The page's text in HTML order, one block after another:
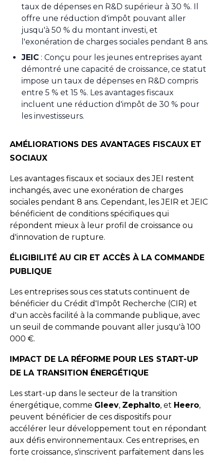
taux de dépenses en R&D supérieur à 30 %. Il
offre une réduction d'impôt pouvant aller
jusqu'à 50 % du montant investi, et
l'exonération de charges sociales pendant 8 ans.
JEIC : Conçu pour les jeunes entreprises ayant
démontré une capacité de croissance, ce statut
impose un taux de dépenses en R&D compris
entre 5 % et 15 %. Les avantages fiscaux
incluent une réduction d'impôt de 30 % pour
les investisseurs.
AMÉLIORATIONS DES AVANTAGES FISCAUX ET
SOCIAUX
Les avantages fiscaux et sociaux des JEI restent
inchangés, avec une exonération de charges
sociales pendant 8 ans. Cependant, les JEIR et JEIC
bénéficient de conditions spécifiques qui
répondent mieux à leur profil de croissance ou
d'innovation de rupture.
ÉLIGIBILITÉ AU CIR ET ACCÈS À LA COMMANDE
PUBLIQUE
Les entreprises sous ces statuts continuent de
bénéficier du Crédit d'Impôt Recherche (CIR) et
d'un accès facilité à la commande publique, avec
un seuil de commande pouvant aller jusqu'à 100
000 €.
IMPACT DE LA RÉFORME POUR LES START-UP
DE LA TRANSITION ÉNERGÉTIQUE
Les start-up dans le secteur de la transition
énergétique, comme Gleev, Zephalto, et Heero,
peuvent bénéficier de ces dispositifs pour
accélérer leur développement tout en répondant
aux défis environnementaux. Ces entreprises, en
forte croissance, s'inscrivent parfaitement dans les